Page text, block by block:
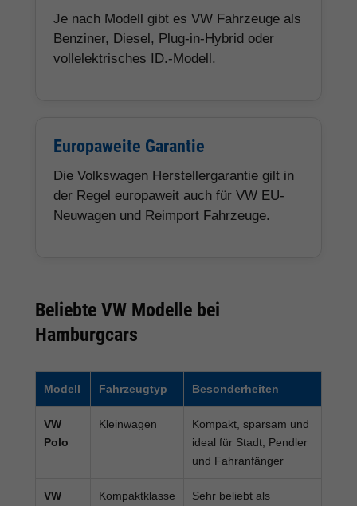
Je nach Modell gibt es VW Fahrzeuge als
Benziner, Diesel, Plug-in-Hybrid oder
vollelektrisches ID.-Modell.
Europaweite Garantie
Die Volkswagen Herstellergarantie gilt in
der Regel europaweit auch für VW EU-
Neuwagen und Reimport Fahrzeuge.
Beliebte VW Modelle bei
Hamburgcars
Modell Fahrzeugtyp Besonderheiten
VW
Polo
Kleinwagen
Kompakt, sparsam und
ideal für Stadt, Pendler
und Fahranfänger
VW
Kompaktklasse
Sehr beliebt als